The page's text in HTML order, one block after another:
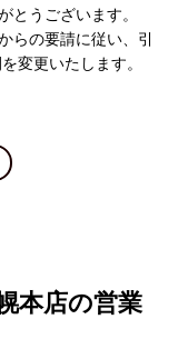
とうございます。
らの要請に従い、引
変更いたします。
本店の営業